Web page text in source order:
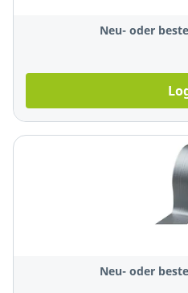
Neu- oder
Neu- oder